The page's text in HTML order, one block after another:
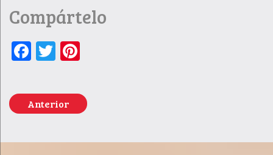
Compártelo
Facebook
Twitter
Anterior